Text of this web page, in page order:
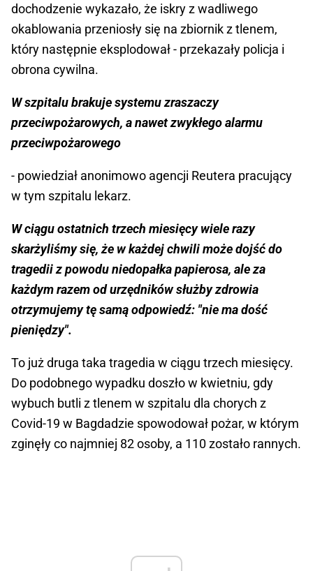
dochodzenie wykazało, że iskry z wadliwego
okablowania przeniosły się na zbiornik z tlenem,
który następnie eksplodował - przekazały policja i
obrona cywilna.
W szpitalu brakuje systemu zraszaczy
przeciwpożarowych, a nawet zwykłego alarmu
przeciwpożarowego
- powiedział anonimowo agencji Reutera pracujący
w tym szpitalu lekarz.
W ciągu ostatnich trzech miesięcy wiele razy
skarżyliśmy się, że w każdej chwili może dojść do
tragedii z powodu niedopałka papierosa, ale za
każdym razem od urzędników służby zdrowia
otrzymujemy tę samą odpowiedź: "nie ma dość
pieniędzy".
To już druga taka tragedia w ciągu trzech miesięcy.
Do podobnego wypadku doszło w kwietniu, gdy
wybuch butli z tlenem w szpitalu dla chorych z
Covid-19 w Bagdadzie spowodował pożar, w którym
zginęły co najmniej 82 osoby, a 110 zostało rannych.